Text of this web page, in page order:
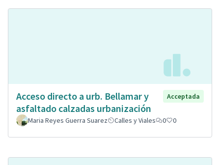
Acceso directo a urb. Bellamar y
asfaltado calzadas urbanización
Acceptada
Maria Reyes Guerra Suarez Calles y Viales 0 0